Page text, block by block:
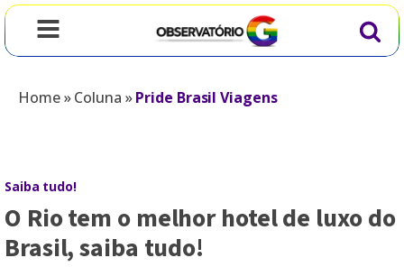
Home»Coluna »Pride Brasil Viagens
Saiba tudo!
O Rio tem o melhor hotel de luxo do
Brasil, saiba tudo!